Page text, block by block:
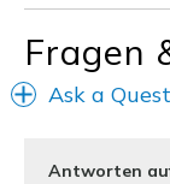
Travel
Width
Sizing
Fragen
Ask a
Antworten